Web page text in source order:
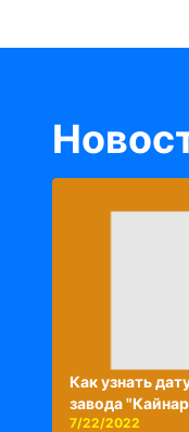
Как узнать
завода
7/22/2022